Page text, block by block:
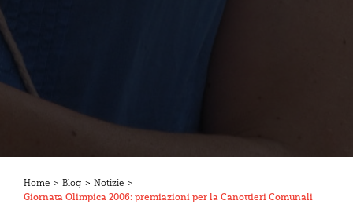
Home > Blog > Notizie >
Giornata Olimpica 2006: premiazioni per la Canottieri Comunali